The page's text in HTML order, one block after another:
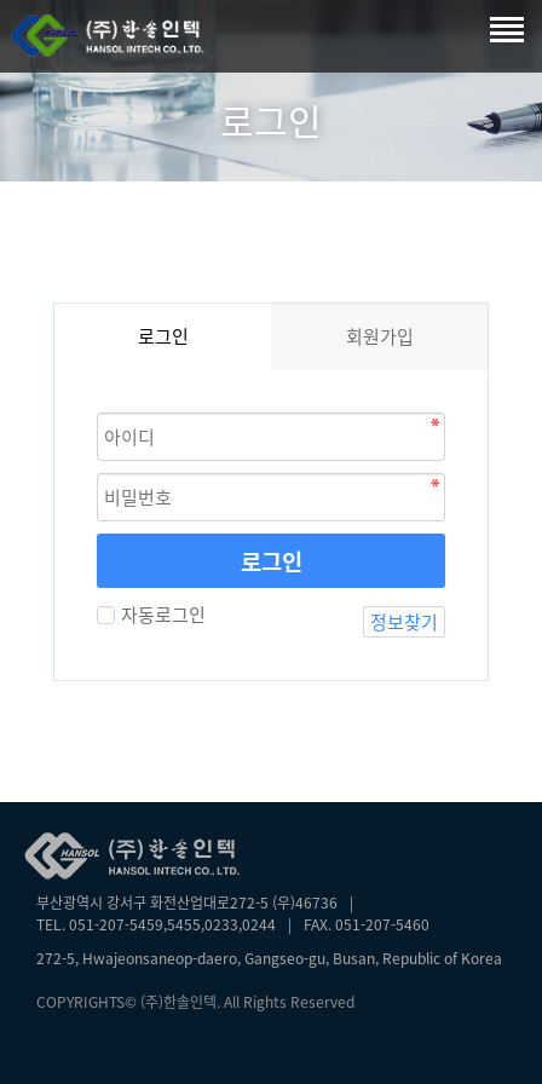
로그인
로그인 회원가입
로그인
자동로그인 정보찾기
부산광역시 강서구 화전산업대로272-5 (우)46736
|
TEL. 051-207-5459,5455,0233,0244
|
FAX. 051-207-5460
272-5, Hwajeonsaneop-daero, Gangseo-gu, Busan, Republic of Korea
COPYRIGHTS© (주)한솔인텍. All Rights Reserved